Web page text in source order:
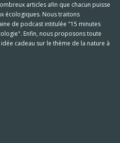
articles afin que chacun puisse
écologiques. Nous traitons
de podcast intitulée "15 minutes
Enfin, nous proposons toute
cadeau sur le thème de la nature à